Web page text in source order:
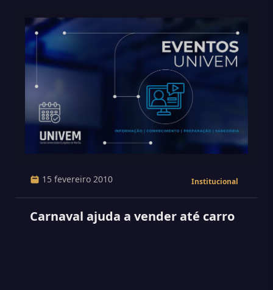
15 fevereiro 2010 Institucional
Carnaval ajuda a vender até carro